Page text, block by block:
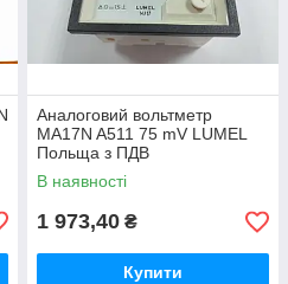
Аналоговий вольтметр
MA17N A511 75 mV LUMEL
Польща з ПДВ
В наявності
1 973,40 ₴
Купити